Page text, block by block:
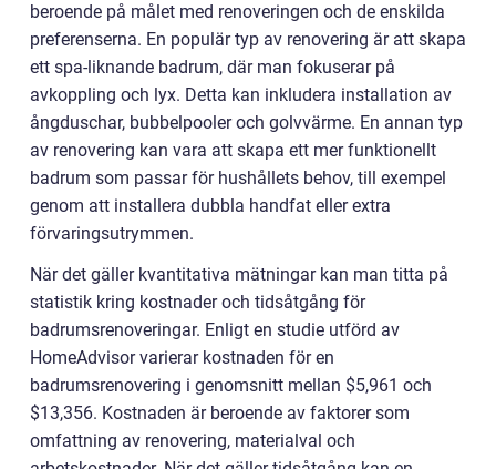
beroende på målet med renoveringen och de enskilda
preferenserna. En populär typ av renovering är att skapa
ett spa-liknande badrum, där man fokuserar på
avkoppling och lyx. Detta kan inkludera installation av
ångduschar, bubbelpooler och golvvärme. En annan typ
av renovering kan vara att skapa ett mer funktionellt
badrum som passar för hushållets behov, till exempel
genom att installera dubbla handfat eller extra
förvaringsutrymmen.
När det gäller kvantitativa mätningar kan man titta på
statistik kring kostnader och tidsåtgång för
badrumsrenoveringar. Enligt en studie utförd av
HomeAdvisor varierar kostnaden för en
badrumsrenovering i genomsnitt mellan $5,961 och
$13,356. Kostnaden är beroende av faktorer som
omfattning av renovering, materialval och